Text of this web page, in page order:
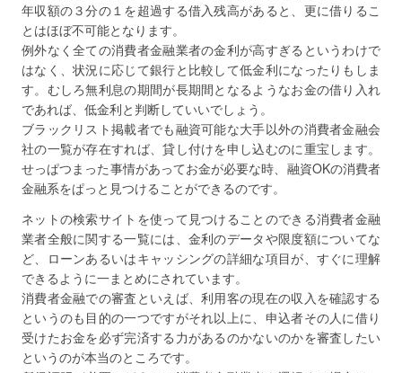
年収額の３分の１を超過する借入残高があると、更に借りるこ
とはほぼ不可能となります。
例外なく全ての消費者金融業者の金利が高すぎるというわけで
はなく、状況に応じて銀行と比較して低金利になったりもしま
す。むしろ無利息の期間が長期間となるようなお金の借り入れ
であれば、低金利と判断していいでしょう。
ブラックリスト掲載者でも融資可能な大手以外の消費者金融会
社の一覧が存在すれば、貸し付けを申し込むのに重宝します。
せっぱつまった事情があってお金が必要な時、融資OKの消費者
金融系をぱっと見つけることができるのです。
ネットの検索サイトを使って見つけることのできる消費者金融
業者全般に関する一覧には、金利のデータや限度額についてな
ど、ローンあるいはキャッシングの詳細な項目が、すぐに理解
できるように一まとめにされています。
消費者金融での審査といえば、利用客の現在の収入を確認する
というのも目的の一つですがそれ以上に、申込者その人に借り
受けたお金を必ず完済する力があるのかないのかを審査したい
というのが本当のところです。